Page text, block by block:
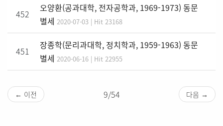
452
오양환(공과대학, 전자공학과, 1969-1973) 동문
별세 2020-07-03 | Hit 23168
451
장종학(문리과대학, 정치학과, 1959-1963) 동문
별세 2020-06-16 | Hit 22955
← 이전 9/54 다음 →